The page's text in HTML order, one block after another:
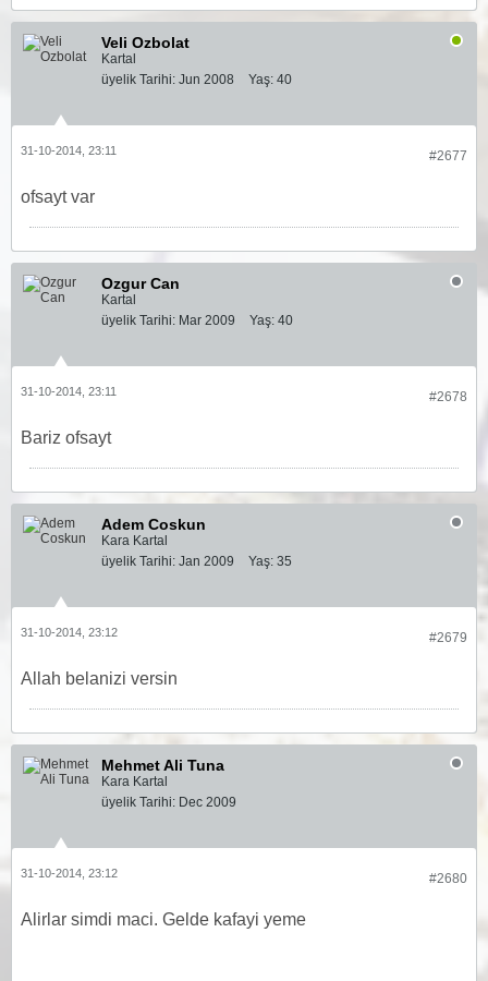
Veli Ozbolat
Kartal
üyelik Tarihi: Jun 2008 Yaş: 40
#2677
31-10-2014, 23:11
ofsayt var
Ozgur Can
Kartal
üyelik Tarihi: Mar 2009 Yaş: 40
#2678
31-10-2014, 23:11
Bariz ofsayt
Adem Coskun
Kara Kartal
üyelik Tarihi: Jan 2009 Yaş: 35
#2679
31-10-2014, 23:12
Allah belanizi versin
Mehmet Ali Tuna
Kara Kartal
üyelik Tarihi: Dec 2009
#2680
31-10-2014, 23:12
Alirlar simdi maci. Gelde kafayi yeme